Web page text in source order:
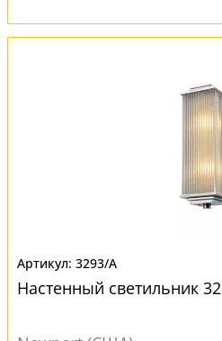
3293/A
Настенный светильник